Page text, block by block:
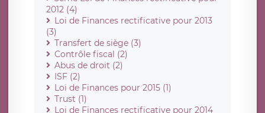
2012 (4)
Loi de Finances rectificative pour 2013
(3)
Transfert de siège (3)
Contrôle fiscal (2)
Abus de droit (2)
ISF (2)
Loi de Finances pour 2015 (1)
Trust (1)
Loi de Finances rectificative pour 2014